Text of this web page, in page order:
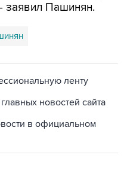
заявил Пашинян.
ленту
новостей сайта
в официальном